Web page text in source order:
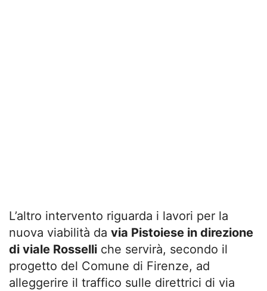
L’altro intervento riguarda i lavori per la
nuova viabilità da via Pistoiese in direzione
di viale Rosselli che servirà, secondo il
progetto del Comune di Firenze, ad
alleggerire il traffico sulle direttrici di via